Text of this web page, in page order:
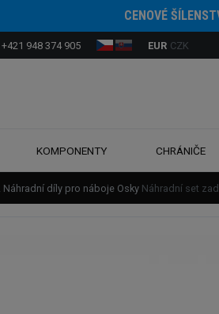
CENOVÉ
+421 948 374 905 EUR CZK
KOMPONENTY CHRÁNIČE
Náhradní díly pro náboje Osky Náhradní set